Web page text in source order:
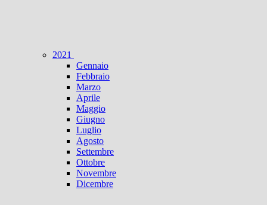
2021
Gennaio
Febbraio
Marzo
Aprile
Maggio
Giugno
Luglio
Agosto
Settembre
Ottobre
Novembre
Dicembre